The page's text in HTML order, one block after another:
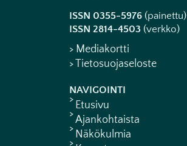
ISSN 0355-5976 (painettu)
ISSN 2814-4503 (verkko)
> Mediakortti
> Tietosuojaseloste
NAVIGOINTI
Etusivu
Ajankohtaista
Näkökulmia